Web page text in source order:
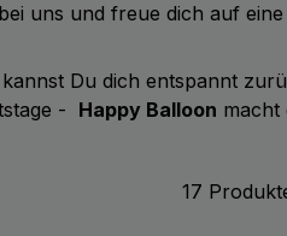
bei uns und freue dich auf
Du dich entspannt
- Happy Balloon macht
17